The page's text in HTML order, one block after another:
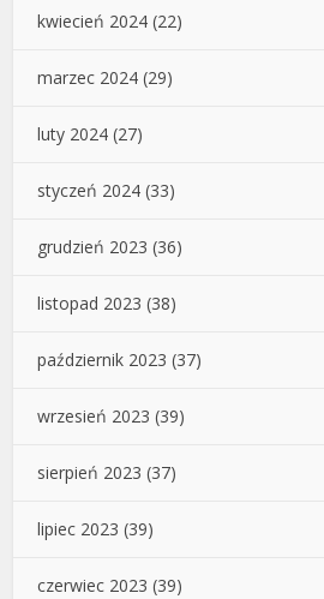
kwiecień 2024 (22)
marzec 2024 (29)
luty 2024 (27)
styczeń 2024 (33)
grudzień 2023 (36)
listopad 2023 (38)
październik 2023 (37)
wrzesień 2023 (39)
sierpień 2023 (37)
lipiec 2023 (39)
czerwiec 2023 (39)